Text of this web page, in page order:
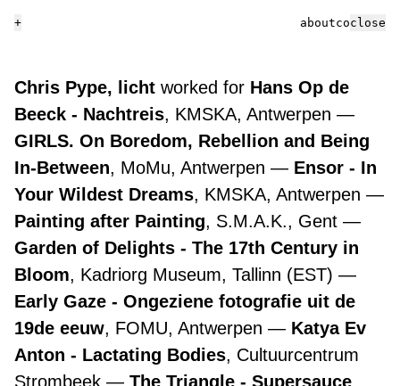
+ aboutcontact
Chris Pype, licht worked for Hans Op de
Beeck - Nachtreis, KMSKA, Antwerpen
GIRLS. On Boredom, Rebellion and Being
In-Between, MoMu, Antwerpen
Ensor - In
Your Wildest Dreams, KMSKA, Antwerpen
Painting after Painting, S.M.A.K., Gent
Garden of Delights - The 17th Century in
Bloom, Kadriorg Museum, Tallinn (EST)
Early Gaze - Ongeziene fotografie uit de
19de eeuw, FOMU, Antwerpen
Katya Ev
Anton - Lactating Bodies, Cultuurcentrum
Strombeek
The Triangle - Supersauce,
close